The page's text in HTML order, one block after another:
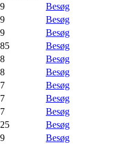
Besøg
Besøg
Besøg
Besøg
Besøg
Besøg
Besøg
Besøg
Besøg
Besøg
Besøg